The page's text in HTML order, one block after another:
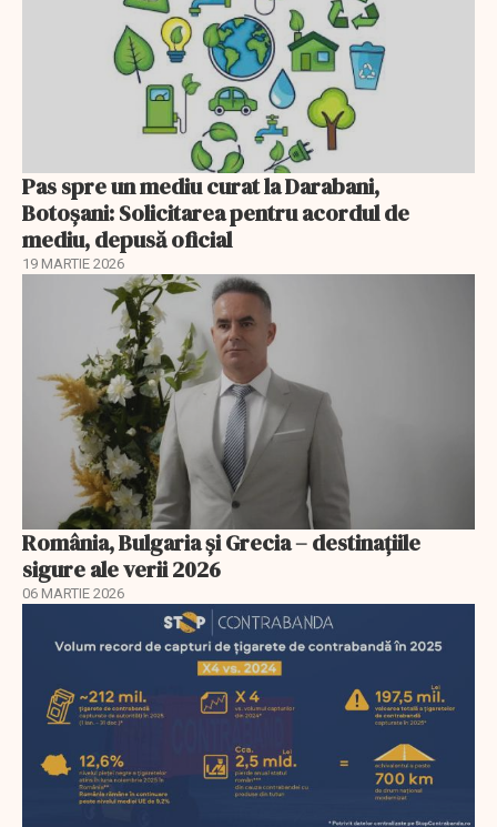
Pas spre un mediu curat la Darabani,
Botoşani: Solicitarea pentru acordul de
mediu, depusă oficial
19 MARTIE 2026
România, Bulgaria și Grecia – destinațiile
sigure ale verii 2026
06 MARTIE 2026